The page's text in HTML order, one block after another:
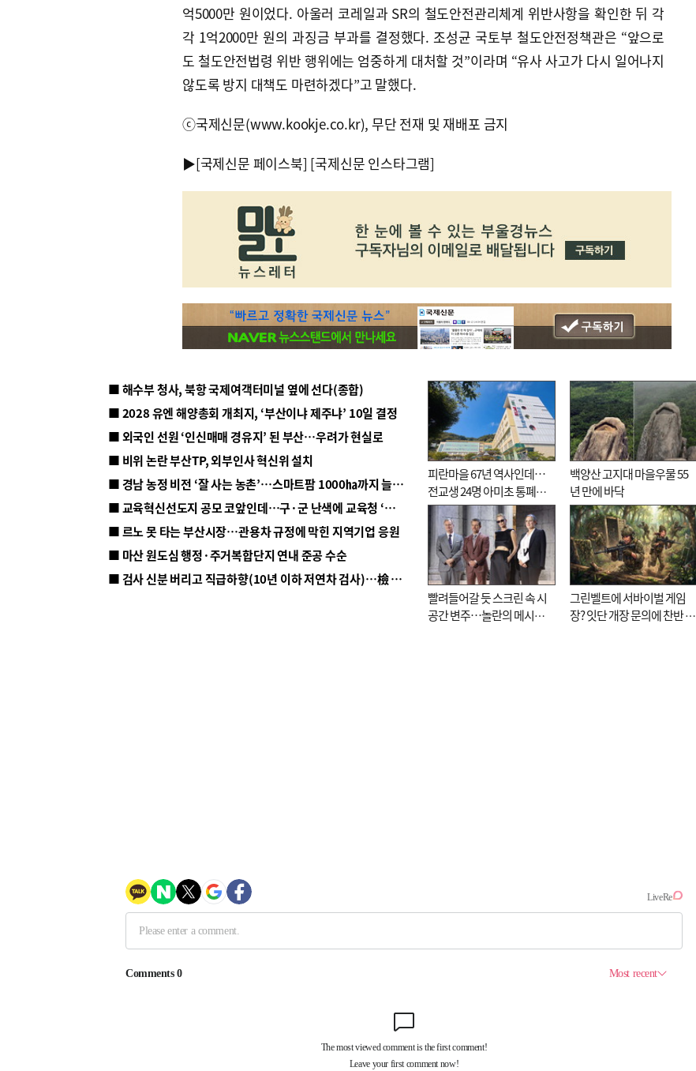
억5000만 원이었다. 아울러 코레일과 SR의 철도안전관리체계 위반사항을 확인한 뒤 각
각 1억2000만 원의 과징금 부과를 결정했다. 조성균 국토부 철도안전정책관은 “앞으로
도 철도안전법령 위반 행위에는 엄중하게 대처할 것”이라며 “유사 사고가 다시 일어나지
않도록 방지 대책도 마련하겠다”고 말했다.
ⓒ국제신문(www.kookje.co.kr), 무단 전재 및 재배포 금지
▶[국제신문 페이스북] [국제신문 인스타그램]
■ 해수부 청사, 북항 국제여객터미널 옆에 선다(종합)
■ 2028 유엔 해양총회 개최지, ‘부산이냐 제주냐’ 10일 결정
■ 외국인 선원 ‘인신매매 경유지’ 된 부산…우려가 현실로
■ 비위 논란 부산TP, 외부인사 혁신위 설치
■ 경남 농정 비전 ‘잘 사는 농촌’…스마트팜 1000㏊까지 늘린다
■ 교육혁신선도지 공모 코앞인데…구·군 난색에 교육청 ‘쩔쩔’
■ 르노 못 타는 부산시장…관용차 규정에 막힌 지역기업 응원
■ 마산 원도심 행정·주거복합단지 연내 준공 수순
■ 검사 신분 버리고 직급하향(10년 이하 저연차 검사)…檢 중수청행 기피
피란마을 67년 역사인데…
전교생 24명 아미초 통폐합
기로
백양산 고지대 마을우물 55
년 만에 바닥
빨려들어갈 듯 스크린 속 시
공간 변주…놀란의 메시지
그린벨트에 서바이벌 게임
장? 잇단 개장 문의에 찬반 논